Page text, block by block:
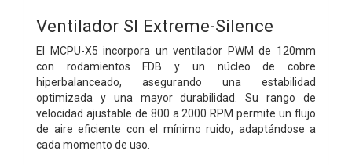
Ventilador SI Extreme-Silence
El MCPU-X5 incorpora un ventilador PWM de 120mm
con rodamientos FDB y un núcleo de cobre
hiperbalanceado, asegurando una estabilidad
optimizada y una mayor durabilidad. Su rango de
velocidad ajustable de 800 a 2000 RPM permite un flujo
de aire eficiente con el mínimo ruido, adaptándose a
cada momento de uso.